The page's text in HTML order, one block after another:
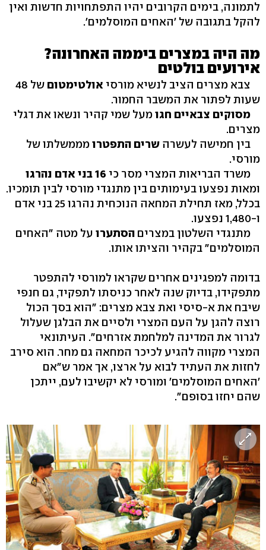
לתמונה, בימים הקרובים יהיו התפתחויות חדשות ואין
להקל בתגובה של 'האחים המוסלמים'.
מה היה במצרים ביממה האחרונה?
אירועים בולטים
צבא מצרים הציב לנשיא מורסי אולטימטום
של 48
שעות לפתור את המשבר החמור.
מסוקים צבאיים חגומעל שמי קהיר ונשאו את דגלי
מצרים.
בין חמישה לעשרה שרים התפטרומממשלתו של
מורסי.
משרד הבריאות המצרי מסר כי 16 בני אדם נהרגו
ומאות נפצעו בעימותים בין מתנגדי מורסי לבין תומכיו.
בכלל, מאז תחילת המחאה הנוכחית נהרגו 25 בני אדם
ו-1,480 נפצעו.
מתנגדי השלטון במצרים הסתערו על מטה "האחים
המוסלמים" בקהיר והציתו אותו.
בדומה למפגינים אחרים שקראו למורסי להתפטר
מתפקידו, בדיוק שנה לאחר כניסתו לתפקיד, גם חנפי
שיבח את א-סיסי ואת צבא מצרים: "הוא בסך הכול
רוצה להגן על העם המצרי ולסיים את הבלגן שעלול
לגרור את המדינה למלחמת אזרחים". העיתונאי
המצרי מקווה להגיע לכיכר המחאה גם מחר. הוא סירב
לחזות את העתיד לבוא על ארצו, אך אמר ש"אם
'האחים המוסלמים' ומורסי לא יקשיבו לעם, ייתכן
שהם יחזו בסופם".